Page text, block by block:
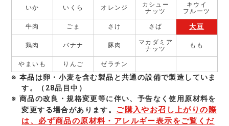
いか いくら オレンジ
カシュー
ナッツ
キウイ
フルーツ
牛肉 ごま さけ さば 大豆
鶏肉 バナナ 豚肉
マカダミア
ナッツ
もも
やまいも りんご ゼラチン
本品は卵・小麦を含む製品と共通の設備で製造していま
す。（28品目中）
商品の改良・規格変更等に伴い、予告なく使⽤原材料を
変更する場合があります。 ご購入やお召し上がりの際
は、必ず商品の原材料・アレルギー表示をご覧くだ